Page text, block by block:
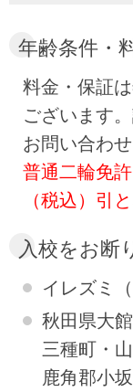
年齢条件・
料金・保証
ございます
お問い合わせ
普通二輪免
（税込）引
入校をお断
イレズミ
秋田県大
三種町・
鹿角郡小